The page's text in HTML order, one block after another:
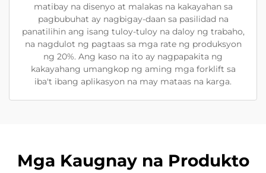
matibay na disenyo at malakas na kakayahan sa
pagbubuhat ay nagbigay-daan sa pasilidad na
panatilihin ang isang tuloy-tuloy na daloy ng trabaho,
na nagdulot ng pagtaas sa mga rate ng produksyon
ng 20%. Ang kaso na ito ay nagpapakita ng
kakayahang umangkop ng aming mga forklift sa
iba't ibang aplikasyon na may mataas na karga.
Mga Kaugnay na Produkto